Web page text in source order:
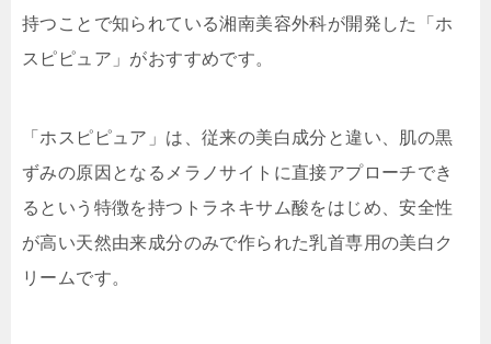
持つことで知られている湘南美容外科が開発した「ホ
スピピュア」がおすすめです。
「ホスピピュア」は、従来の美白成分と違い、肌の黒
ずみの原因となるメラノサイトに直接アプローチでき
るという特徴を持つトラネキサム酸をはじめ、安全性
が高い天然由来成分のみで作られた乳首専用の美白ク
リームです。